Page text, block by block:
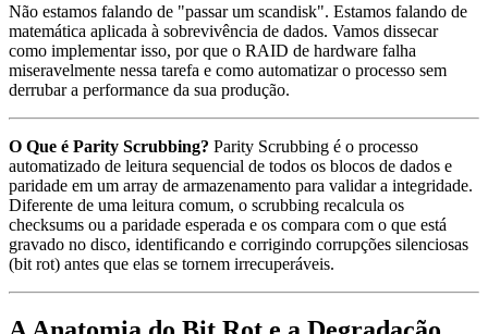
Não estamos falando de "passar um scandisk". Estamos falando de
matemática aplicada à sobrevivência de dados. Vamos dissecar
como implementar isso, por que o RAID de hardware falha
miseravelmente nessa tarefa e como automatizar o processo sem
derrubar a performance da sua produção.
O Que é Parity Scrubbing? Parity Scrubbing é o processo
automatizado de leitura sequencial de todos os blocos de dados e
paridade em um array de armazenamento para validar a integridade.
Diferente de uma leitura comum, o scrubbing recalcula os
checksums ou a paridade esperada e os compara com o que está
gravado no disco, identificando e corrigindo corrupções silenciosas
(bit rot) antes que elas se tornem irrecuperáveis.